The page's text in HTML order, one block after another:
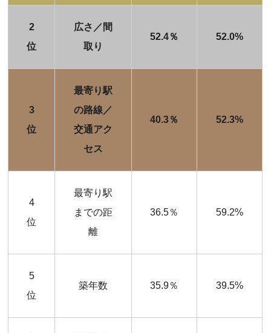
2
位
広さ／間
取り
52.4％ 52.0%
3
位
最寄り駅
の路線／
交通アク
セス
40.3％ 52.3%
4
位
最寄り駅
までの距
離
36.5％ 59.2%
5
位
築年数 35.9％ 39.5%